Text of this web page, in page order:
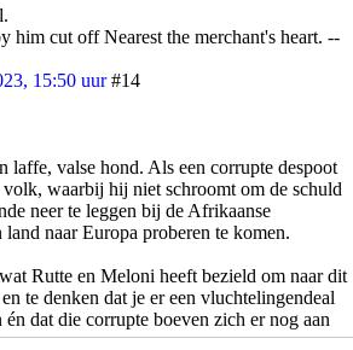
him cut off Nearest the merchant's heart. --
15:50 uur #14
laffe, valse hond. Als een corrupte despoot
waarbij hij niet schroomt om de schuld
neer te leggen bij de Afrikaanse
naar Europa proberen te komen.
Rutte en Meloni heeft bezield om naar dit
te denken dat je er een vluchtelingendeal
dat die corrupte boeven zich er nog aan